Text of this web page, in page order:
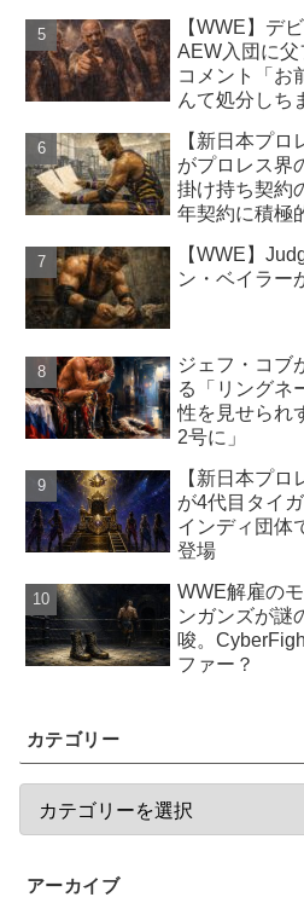
【WWE】デ
AEW入団に
コメント「お
んて処分しち
【新日本プ
がプロレス界
掛け持ち契約
年契約に積極
【WWE】
ン・ベイラー
ジェフ・コブ
る「リングネ
性を見せられ
2号に」
【新日本プ
が4代目タイ
インディ団体
登場
WWE解雇の
ンガンズが謎
唆。
ファー？
カテゴリー
アーカイブ